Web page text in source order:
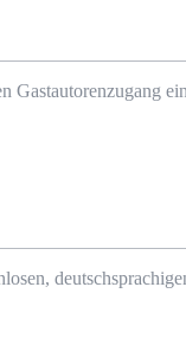
Gastautorenzugang